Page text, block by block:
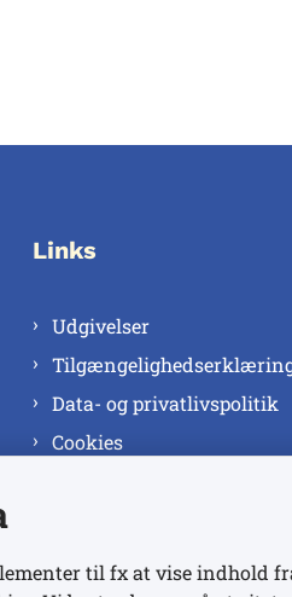
Links
Udgivelser
Data- og privatlivspolitik
Cookies
til fx at vise indhold